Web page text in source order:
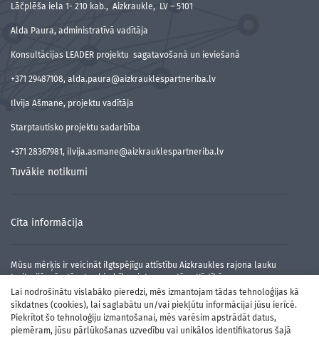
Lai nodrošinātu vislabāko pieredzi, mēs izmantojam tādas tehnoloģijas kā
sīkdatnes (cookies), lai saglabātu un/vai piekļūtu informācijai jūsu ierīcē.
Piekrītot šo tehnoloģiju izmantošanai, mēs varēsim apstrādāt datus,
piemēram, jūsu pārlūkošanas uzvedību vai unikālos identifikatorus šajā
Lāčplēša iela 1- 210 kab., Aizkraukle, LV – 5101
Alda Paura, administratīvā vadītāja
Konsultācijas LEADER projektu sagatavošanā un ieviešanā
+371 29487108, alda.paura@aizkrauklespartneriba.lv
Ilvija Ašmane, projektu vadītāja
Starptautisko projektu sadarbība
+371 28367981, ilvija.asmane@aizkrauklespartneriba.lv
Tuvākie notikumi
Cita informācija
Mūsu mērķis ir veicināt ilgtspējīgu attīstību Aizkraukles rajona lauku
teritorijā, pārstāvot sabiedrības intereses tās attīstībā.